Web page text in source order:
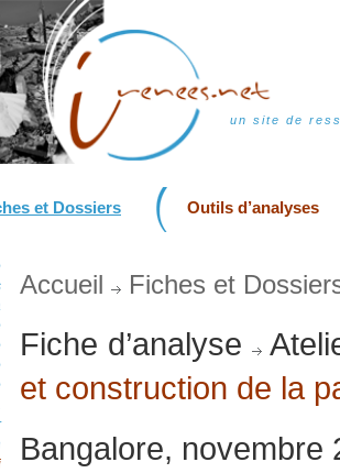
un site de
et Dossiers Outils d’analyses
Accueil Fiches et
Fiche d’analyse
et construction de la
Bangalore, novembre